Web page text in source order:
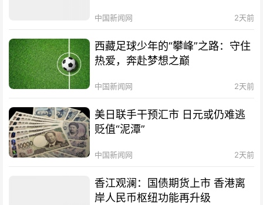
中国新闻网 2天前
西藏足球少年的“攀峰”之路：守住
热爱，奔赴梦想之巅
中国新闻网 2天前
美日联手干预汇市 日元或仍难逃
贬值“泥潭”
中国新闻网 2天前
香江观澜：国债期货上市 香港离
岸人民币枢纽功能再升级